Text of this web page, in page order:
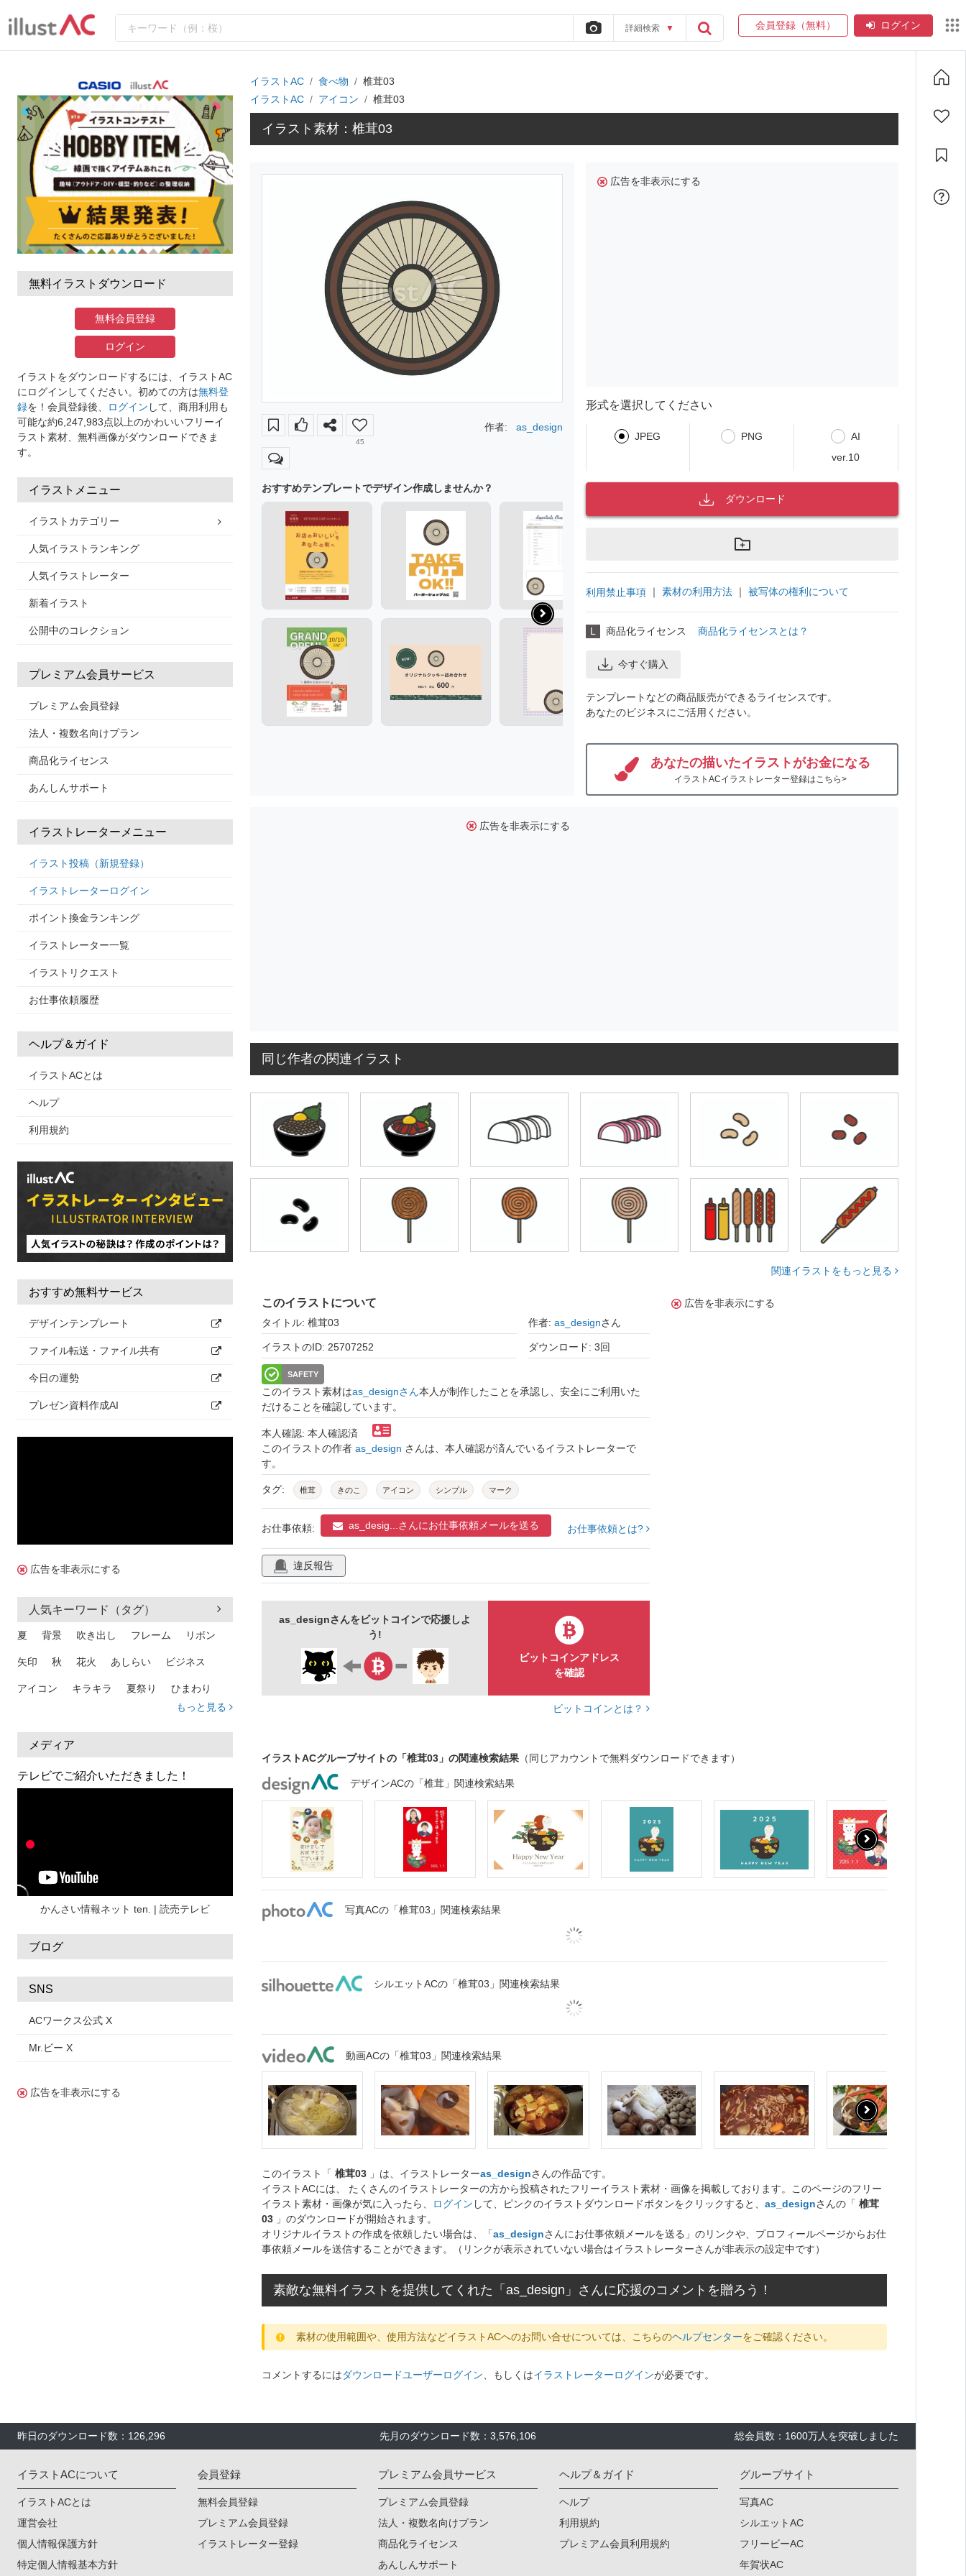
詳細検索 ▼ 会員登録（無料） ログイン
無料イラストダウンロード
無料会員登録
ログイン
イラストをダウンロードするには、イラストAC
にログインしてください。初めての方は無料登
録を！会員登録後、 ログイン して、商用利用も
可能な約6,247,983点以上のかわいいフリーイ
ラスト素材、無料画像がダウンロードできま
す。
イラストメニュー
イラストカテゴリー
人気イラストランキング
人気イラストレーター
新着イラスト
公開中のコレクション
プレミアム会員サービス
プレミアム会員登録
法人・複数名向けプラン
商品化ライセンス
あんしんサポート
イラストレーターメニュー
イラスト投稿（新規登録）
イラストレーターログイン
ポイント換金ランキング
イラストレーター一覧
イラストリクエスト
お仕事依頼履歴
ヘルプ＆ガイド
イラストACとは
ヘルプ
利用規約
おすすめ無料サービス
デザインテンプレート
ファイル転送・ファイル共有
今日の運勢
プレゼン資料作成AI
広告を非表示にする
人気キーワード（タグ）
夏 背景 吹き出し フレーム リボン
矢印 秋 花火 あしらい ビジネス
アイコン キラキラ 夏祭り ひまわり
熱中症
人物 暑中見舞い
日本地図 海
集中線
スケジュール
もっと見る
メディア
テレビでご紹介いただきました！
かんさい情報ネット ten. | 読売テレビ
ブログ
SNS
ACワークス公式 X
Mr.ビー X
広告を非表示にする
イラストAC 食べ物
椎茸03
イラストAC
アイコン 椎茸03
イラスト素材：椎茸03
45
作者: as_design
おすすめテンプレートでデザイン作成しませんか？
広告を非表示にする
形式を選択してください
JPEG PNG
AI
ver.10
ダウンロード
利用禁止事項 ｜ 素材の利用方法 ｜ 被写体の権利について
L 商品化ライセンス 商品化ライセンスとは？
今すぐ購入
テンプレートなどの商品販売ができるライセンスです。
あなたのビジネスにご活用ください。
あなたの描いたイラストがお金になる
イラストACイラストレーター登録はこちら>
広告を非表示にする
同じ作者の関連イラスト
関連イラストをもっと見る
このイラストについて
タイトル: 椎茸03 作者: as_designさん
イラストのID: 25707252 ダウンロード: 3回
SAFETY
このイラスト素材はas_designさん本人が制作したことを承認し、安全にご利用いた
だけることを確認しています。
本人確認: 本人確認済
このイラストの作者 as_design さんは、本人確認が済んでいるイラストレーターで
す。
タグ: 椎茸 きのこ アイコン シンプル マーク
お仕事依頼: as_desig...さんにお仕事依頼メールを送る お仕事依頼とは?
違反報告
as_designさんをビットコインで応援しよ
う!
ビットコインアドレス
を確認
ビットコインとは？
広告を非表示にする
イラストACグループサイトの「椎茸03」の関連検索結果 （同じアカウントで無料ダウンロードできます）
デザインACの「椎茸」関連検索結果
写真ACの「椎茸03」関連検索結果
シルエットACの「椎茸03」関連検索結果
動画ACの「椎茸03」関連検索結果
このイラスト「 椎茸03 」は、イラストレーターas_designさんの作品です。
イラストACには、 たくさんのイラストレーターの方から投稿されたフリーイラスト素材・画像を掲載しております。このページのフリー
イラスト素材・画像が気に入ったら、
ログイン して、ピンクのイラストダウンロードボタンをクリックすると、 as_designさんの「 椎茸
03 」のダウンロードが開始されます。
オリジナルイラストの作成を依頼したい場合は、「as_designさんにお仕事依頼メールを送る」のリンクや、プロフィールページからお仕
事依頼メールを送信することができます。（リンクが表示されていない場合はイラストレーターさんが非表示の設定中です）
素敵な無料イラストを提供してくれた「as_design」さんに応援のコメントを贈ろう！
素材の使用範囲や、使用方法などイラストACへのお問い合せについては、こちらのヘルプセンターをご確認ください。
コメントするにはダウンロードユーザーログイン 、もしくはイラストレーターログインが必要です。
昨日のダウンロード数：126,296 先月のダウンロード数：3,576,106 総会員数：1600万人を突破しました
イラストACについて
イラストACとは
運営会社
個人情報保護方針
特定個人情報基本方針
会員登録
無料会員登録
プレミアム会員登録
イラストレーター登録
プレミアム会員サービス
プレミアム会員登録
法人・複数名向けプラン
商品化ライセンス
あんしんサポート
ヘルプ＆ガイド
ヘルプ
利用規約
プレミアム会員利用規約
グループサイト
写真AC
シルエットAC
フリービーAC
年賀状AC